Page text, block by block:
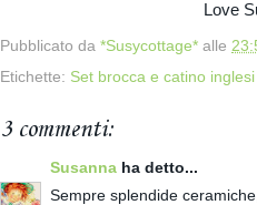
Love
Pubblicato da *Susycottage* alle
Etichette: Set brocca e catino inglesi
3 commenti:
Susanna ha detto...
Sempre splendide